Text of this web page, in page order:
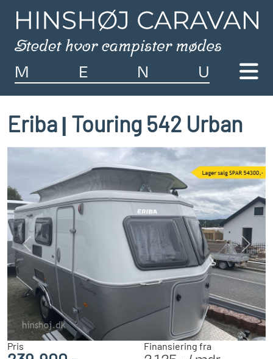
M E N U
Eriba| Touring 542 Urban
Previous Next
Pris Finansiering fra